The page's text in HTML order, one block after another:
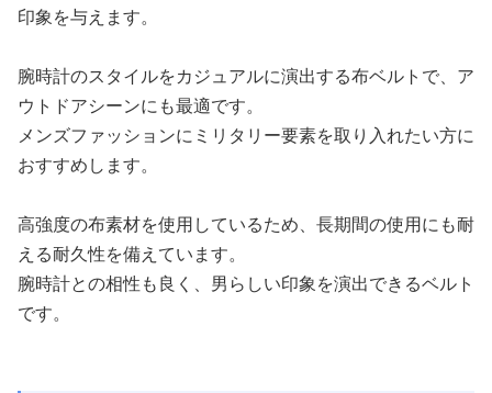
印象を与えます。
腕時計のスタイルをカジュアルに演出する布ベルトで、ア
ウトドアシーンにも最適です。
メンズファッションにミリタリー要素を取り入れたい方に
おすすめします。
高強度の布素材を使用しているため、長期間の使用にも耐
える耐久性を備えています。
腕時計との相性も良く、男らしい印象を演出できるベルト
です。